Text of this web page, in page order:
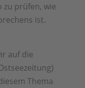
prüfen, wie
ist.
auf die
Thema